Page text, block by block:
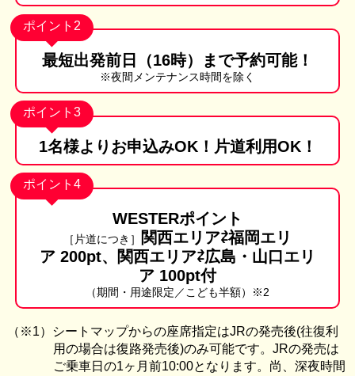
ポイント2
最短出発前日 （16時）まで予約可能！
※夜間メンテナンス時間を除く
ポイント3
1名様より お申込みOK！ 片道利用OK！
ポイント4
WESTERポイント
［片道につき］
関西エリア⇄福岡エリ
ア 200pt、関西エリア⇄広島・山口エリ
ア 100pt付
（期間・用途限定／こども半額）※2
シートマップからの座席指定はJRの発売後(往復利
用の場合は復路発売後)のみ可能です。JRの発売は
ご乗車日の1ヶ月前10:00となります。尚、深夜時間